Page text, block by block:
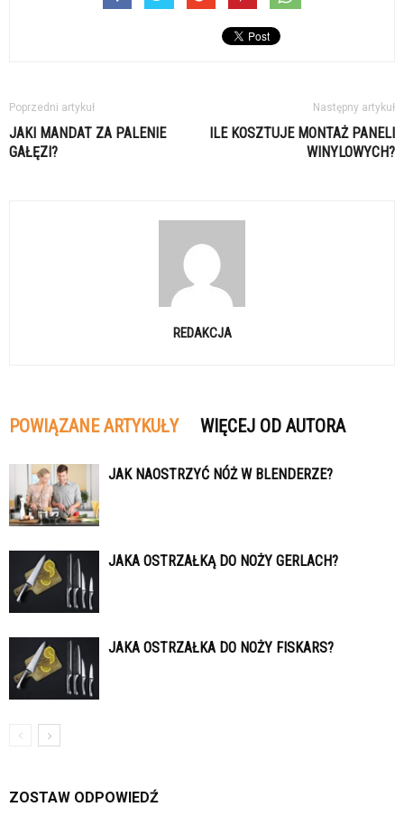
Poprzedni artykuł
JAKI MANDAT ZA PALENIE
GAŁĘZI?
Następny artykuł
ILE KOSZTUJE MONTAŻ PANELI
WINYLOWYCH?
REDAKCJA
POWIĄZANE ARTYKUŁY WIĘCEJ OD AUTORA
JAK NAOSTRZYĆ NÓŻ W BLENDERZE?
JAKA OSTRZAŁKĄ DO NOŻY GERLACH?
JAKA OSTRZAŁKA DO NOŻY FISKARS?
ZOSTAW ODPOWIEDŹ